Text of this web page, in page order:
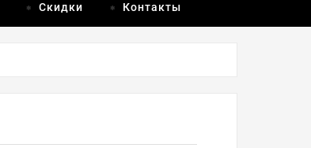
Скидки Контакты